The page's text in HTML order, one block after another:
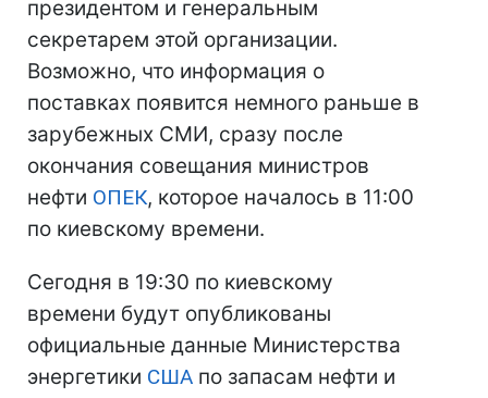
президентом и генеральным
секретарем этой организации.
Возможно, что информация о
поставках появится немного раньше в
зарубежных СМИ, сразу после
окончания совещания министров
нефти ОПЕК, которое началось в 11:00
по киевскому времени.
Сегодня в 19:30 по киевскому
времени будут опубликованы
официальные данные Министерства
энергетики США по запасам нефти и